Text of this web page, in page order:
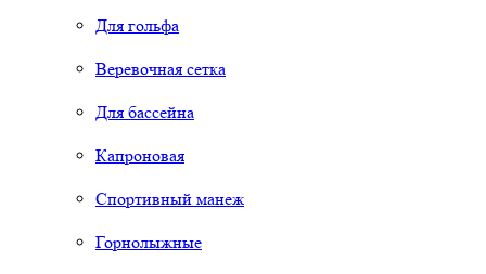
Для гольфа
Веревочная сетка
Для бассейна
Капроновая
Спортивный манеж
Горнолыжные